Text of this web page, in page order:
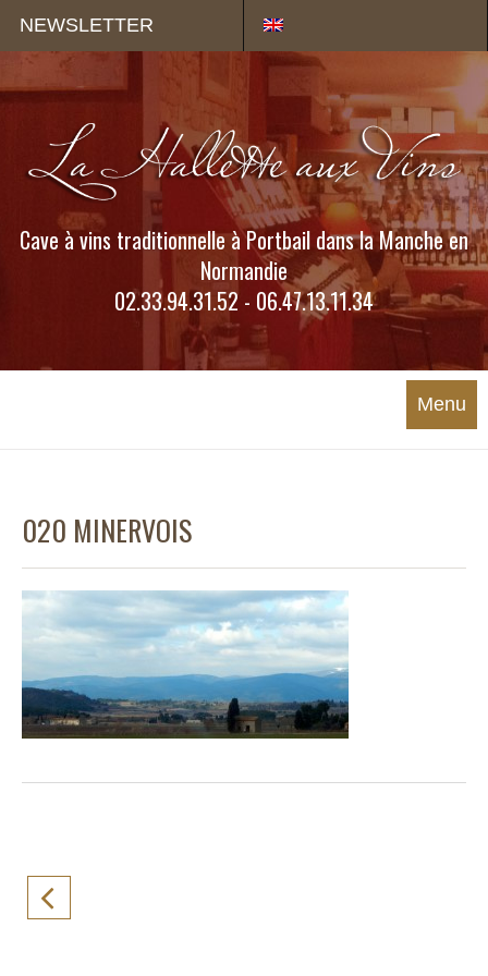
NEWSLETTER
Cave à vins traditionnelle à Portbail dans la Manche en
Normandie
02.33.94.31.52 - 06.47.13.11.34
Menu
020 MINERVOIS
Panneau de gestion des cookies